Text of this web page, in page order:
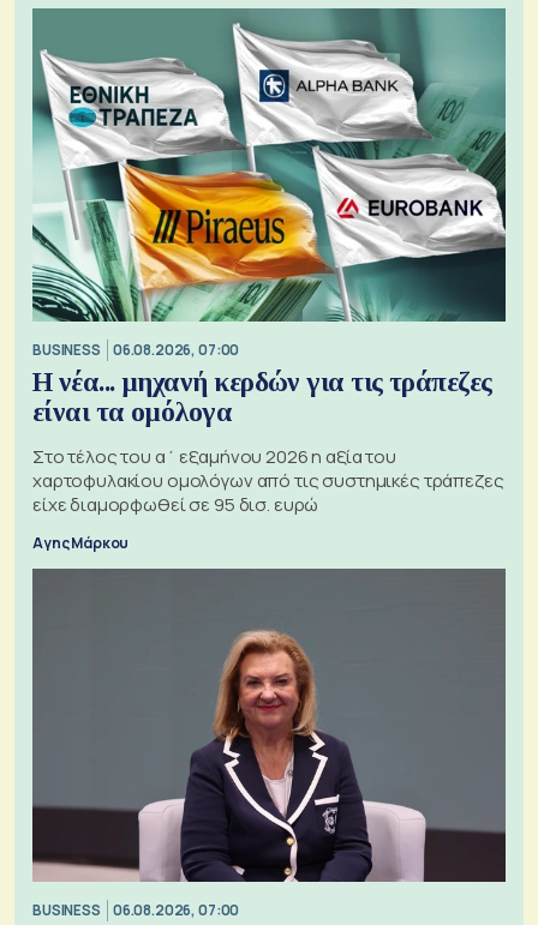
BUSINESS 06.08.2026, 07:00
Η νέα... μηχανή κερδών για τις τράπεζες
είναι τα ομόλογα
Στο τέλος του α΄ εξαμήνου 2026 η αξία του
χαρτοφυλακίου ομολόγων από τις συστημικές τράπεζες
είχε διαμορφωθεί σε 95 δισ. ευρώ
Αγης Μάρκου
BUSINESS 06.08.2026, 07:00